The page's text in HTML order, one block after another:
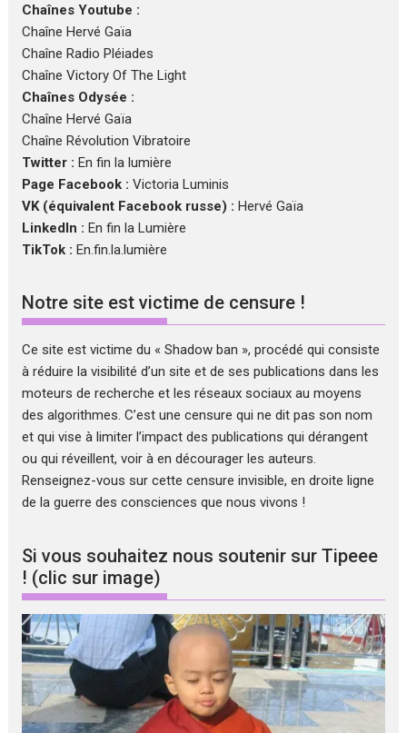
Chaînes Youtube :
Chaîne Hervé Gaïa
Chaîne Radio Pléiades
Chaîne Victory Of The Light
Chaînes Odysée :
Chaîne Hervé Gaïa
Chaîne Révolution Vibratoire
Twitter : En fin la lumière
Page Facebook : Victoria Luminis
VK (équivalent Facebook russe) : Hervé Gaïa
LinkedIn : En fin la Lumière
TikTok : En.fin.la.lumière
Notre site est victime de censure !
Ce site est victime du « Shadow ban », procédé qui consiste
à réduire la visibilité d’un site et de ses publications dans les
moteurs de recherche et les réseaux sociaux au moyens
des algorithmes. C’est une censure qui ne dit pas son nom
et qui vise à limiter l’impact des publications qui dérangent
ou qui réveillent, voir à en décourager les auteurs.
Renseignez-vous sur cette censure invisible, en droite ligne
de la guerre des consciences que nous vivons !
Si vous souhaitez nous soutenir sur Tipeee
! (clic sur image)